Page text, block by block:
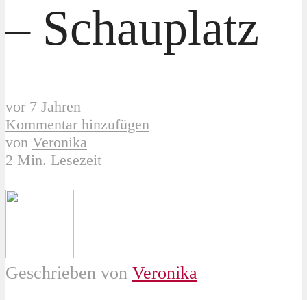
– Schauplatz
vor 7 Jahren
Kommentar hinzufügen
von Veronika
2 Min. Lesezeit
Geschrieben von Veronika